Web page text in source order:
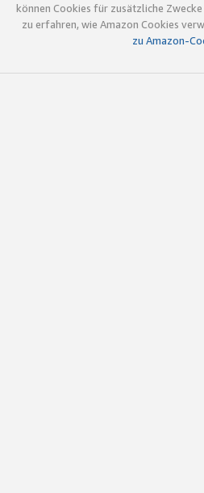
können Cookies für zusätzliche
zu erfahren, wie Amazon Cookies
zu Amazon-